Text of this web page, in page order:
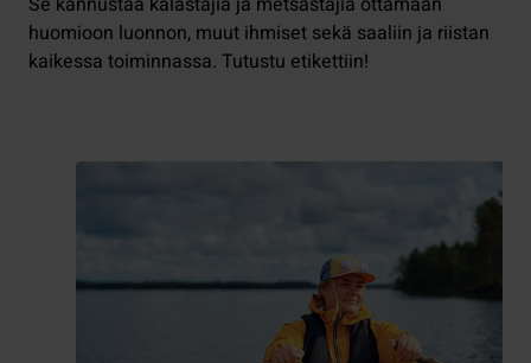
huomioon luonnon, muut ihmiset sekä saaliin ja riistan
kaikessa toiminnassa. Tutustu etikettiin!